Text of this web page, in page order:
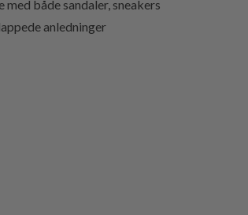
både sandaler, sneakers
anledninger